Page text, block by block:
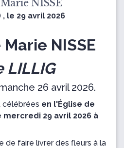
NISSE
, le 29 avril 2026
NISSE
LILLIG
26 avril 2026.
célébrées en l'Église de
mercredi 29 avril 2026 à
de faire livrer des fleurs à la